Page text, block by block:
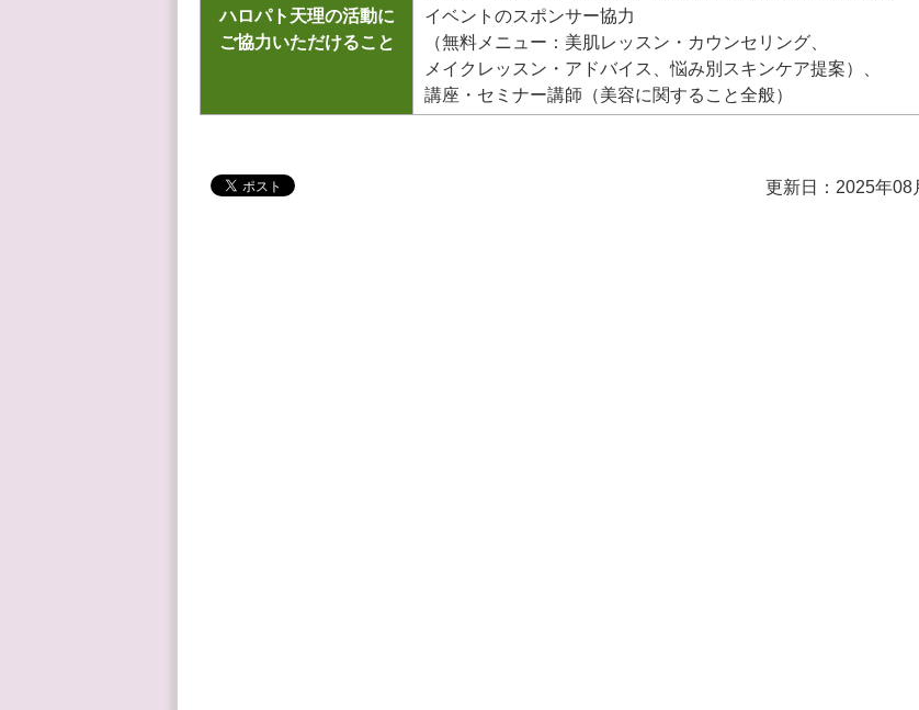
ハロパト天理の活動に
ご協力いただけること
イベントのスポンサー協力
（無料メニュー：美肌レッスン・カウンセリング、
メイクレッスン・アドバイス、悩み別スキンケア提案）、
講座・セミナー講師（美容に関すること全般）
更新日：2025年08